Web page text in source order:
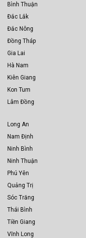
Bình Thuận
Đắc Lắk
Đắc Nông
Đồng Tháp
Gia Lai
Hà Nam
Kiên Giang
Kon Tum
Lâm Đồng
Long An
Nam Định
Ninh Bình
Ninh Thuận
Phú Yên
Quảng Trị
Sóc Trăng
Thái Bình
Tiền Giang
Vĩnh Long